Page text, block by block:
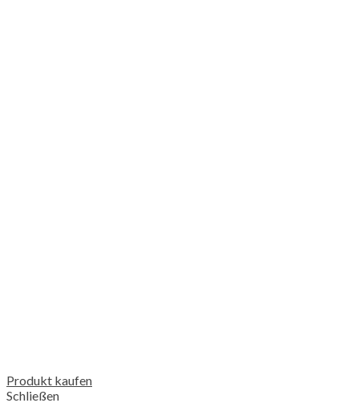
Produkt kaufen
Schließen